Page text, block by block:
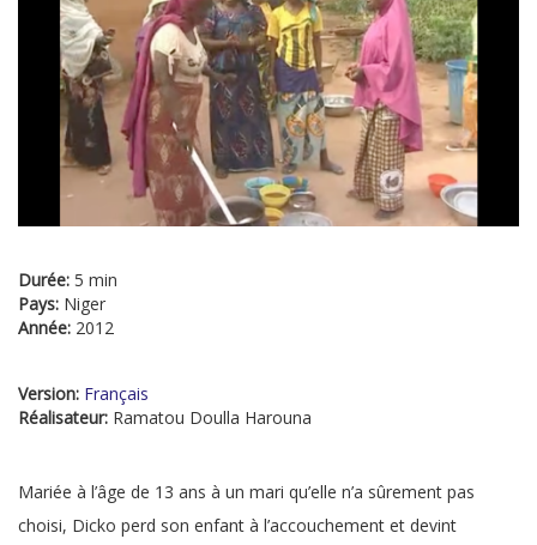
Durée: 5 min
Pays: Niger
Année: 2012
Version: Français
Réalisateur: Ramatou Doulla Harouna
Mariée à l’âge de 13 ans à un mari qu’elle n’a sûrement pas
choisi, Dicko perd son enfant à l’accouchement et devint